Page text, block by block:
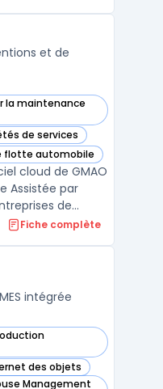
de la
une ...
et de
la maintenance
catégorie
de services
catégorie
flotte automobile
catégorie
cloud de GMAO
Assistée par
de
Fiche complète
intégrée
des objets
Management